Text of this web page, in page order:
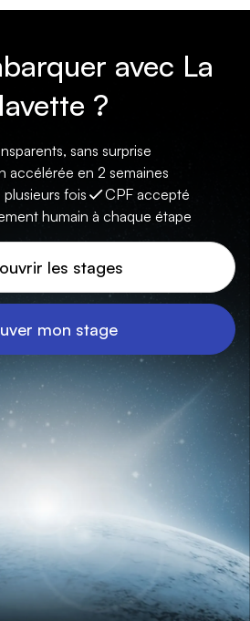
avec La
?
sans surprise
accélérée en 2 semaines
fois
CPF accepté
humain à chaque étape
les stages
mon stage